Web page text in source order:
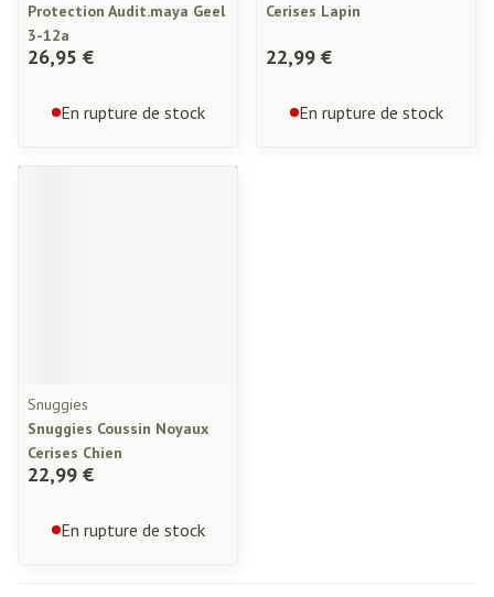
Protection Audit.maya Geel
3-12a
26,95 €
En rupture de stock
Cerises Lapin
22,99 €
En rupture de stock
Snuggies
Snuggies Coussin Noyaux
Cerises Chien
22,99 €
En rupture de stock